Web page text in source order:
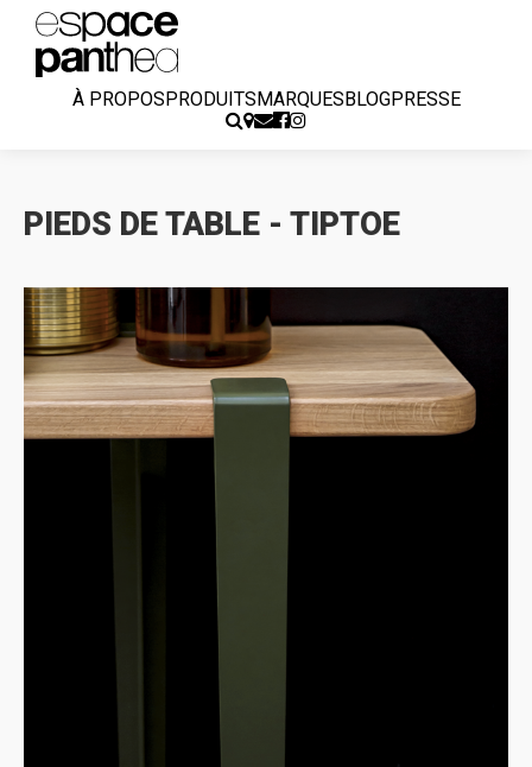
À PROPOSPRODUITSMARQUESBLOGPRESSE
PIEDS DE TABLE - TIPTOE